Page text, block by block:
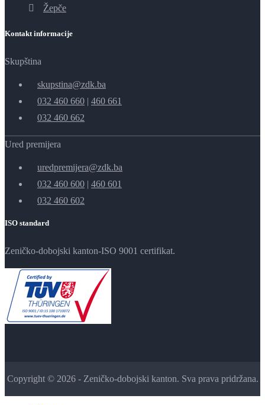
Žepče
Kontakt informacije
Skupština
skupstina@zdk.ba
032 460 660 | 460 661
032 460 662
Ured premijera
uredpremijera@zdk.ba
032 460 600 | 460 601
032 460 602
ISO standard
Zeničko-dobojski kanton-ISO 9001 certifikat.
Copyright © 2026 - Zeničko-dobojski kanton. Sva prava pridržana.